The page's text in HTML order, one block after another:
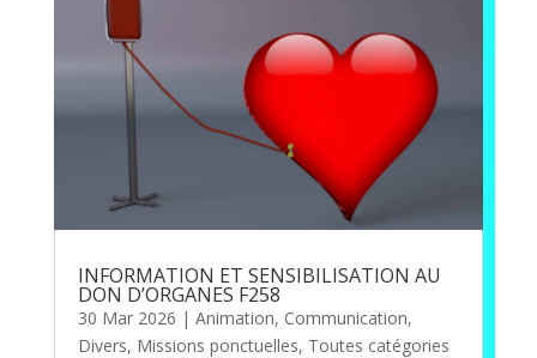
INFORMATION ET SENSIBILISATION AU
DON D’ORGANES F258
30 Mar 2026 | Animation, Communication,
Divers, Missions ponctuelles, Toutes catégories